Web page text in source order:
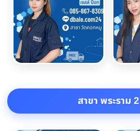
สาขา พระราม 2